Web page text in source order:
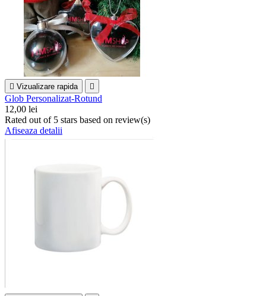
 Vizualizare rapida 
Glob Personalizat-Rotund
12,00 lei
Rated out of 5 stars based on review(s)
Afiseaza detalii